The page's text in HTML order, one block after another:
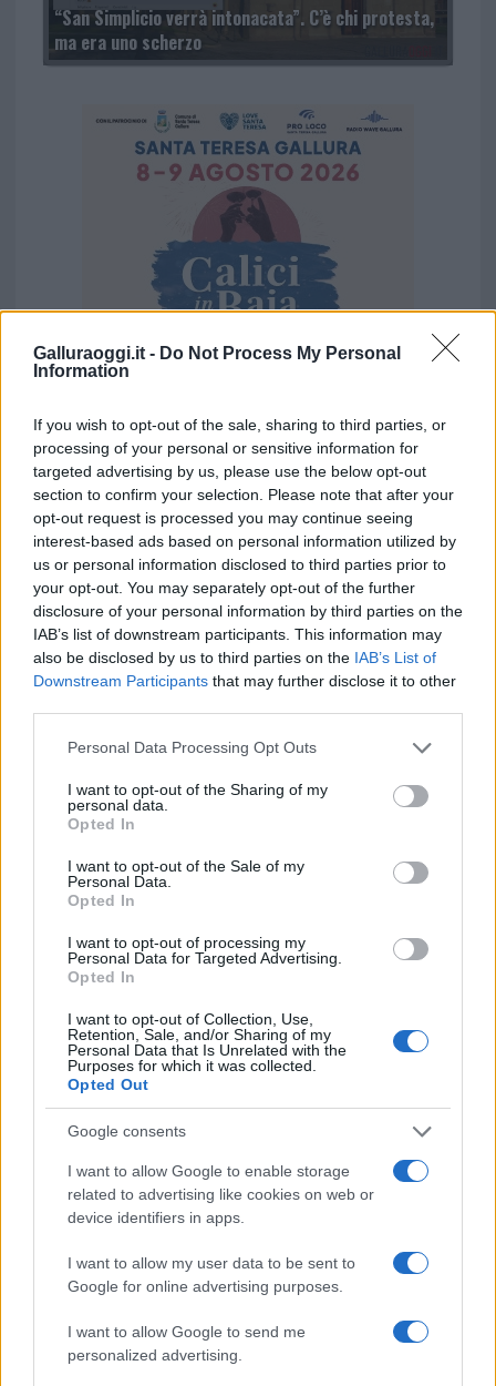
Galluraoggi.it - Do Not Process My Personal
Information
If you wish to opt-out of the sale, sharing to third parties, or
processing of your personal or sensitive information for
targeted advertising by us, please use the below opt-out
section to confirm your selection. Please note that after your
opt-out request is processed you may continue seeing
interest-based ads based on personal information utilized by
us or personal information disclosed to third parties prior to
your opt-out. You may separately opt-out of the further
disclosure of your personal information by third parties on the
IAB’s list of downstream participants. This information may
also be disclosed by us to third parties on the IAB’s List of
Downstream Participants that may further disclose it to other
Please note that this website/app uses one or more Google
not limited to your visit or usage behaviour. You may click to
grant or deny consent to Google and its third-party tags to
use your data for below specified purposes in below Google
consent section.
Personal Data Processing Opt Outs
I want to opt-out of the Sharing of my
personal data.
Opted In
I want to opt-out of the Sale of my
Personal Data.
Opted In
I want to opt-out of processing my
Personal Data for Targeted Advertising.
Opted In
I want to opt-out of Collection, Use,
Retention, Sale, and/or Sharing of my
Personal Data that Is Unrelated with the
Purposes for which it was collected.
Opted Out
Google consents
I want to allow Google to enable storage
related to advertising like cookies on web or
device identifiers in apps.
I want to allow my user data to be sent to
Google for online advertising purposes.
I want to allow Google to send me
personalized advertising.
“San Simplicio verrà intonacata”. C’è chi protesta,
ma era uno scherzo
TEMI: Olbia Calcio
Notizie in tempo reale?
Entra nel canale telegram di
GalluraOggi.it